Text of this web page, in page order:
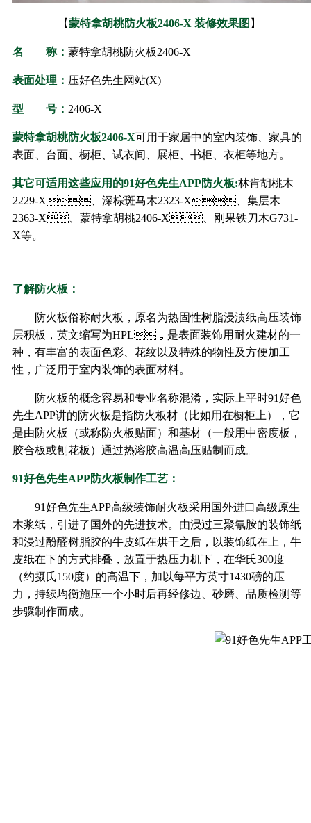
【蒙特拿胡桃防火板2406-X 装修效果图 】
名 称： 蒙特拿胡桃防火板2406-X
表面处理： 压好色先生网站(X)
型 号： 2406-X
蒙特拿胡桃防火板2406-X可用于家居中的室内装饰、家具的
表面、台面、橱柜、试衣间、展柜、书柜、衣柜等地方。
其它可适用这些应用的91好色先生APP防火板:林肯胡桃木
2229-X、深棕斑马木2323-X、集层木
2363-X、蒙特拿胡桃2406-X、刚果铁刀木G731-
X等。
了解防火板：
防火板俗称耐火板，原名为热固性树脂浸渍纸高压装饰
层积板，英文缩写为HPL，是表面装饰用耐火建材的一
种，有丰富的表面色彩、花纹以及特殊的物性及方便加工
性，广泛用于室内装饰的表面材料。
防火板的概念容易和专业名称混淆，实际上平时91好色
先生APP讲的防火板是指防火板材（比如用在橱柜上），它
是由防火板（或称防火板贴面）和基材（一般用中密度板，
胶合板或刨花板）通过热溶胶高温高压贴制而成。
91好色先生APP防火板制作工艺：
91好色先生APP高级装饰耐火板采用国外进口高级原生
木浆纸，引进了国外的先进技术。由浸过三聚氰胺的装饰纸
和浸过酚醛树脂胶的牛皮纸在烘干之后，以装饰纸在上，牛
皮纸在下的方式排叠，放置于热压力机下，在华氏300度
（约摄氏150度）的高温下，加以每平方英寸1430磅的压
力，持续均衡施压一个小时后再经修边、砂磨、品质检测等
步骤制作而成。